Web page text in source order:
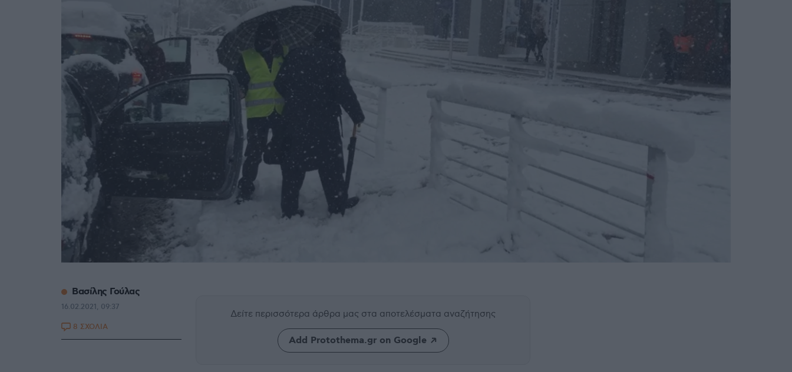
Δείτε περισσότερα άρθρα μας στα αποτελέσματα αναζήτησης
Add Protothema.gr on Google
Βασίλης Γούλας
16.02.2021, 09:37
8 ΣΧΟΛΙΑ